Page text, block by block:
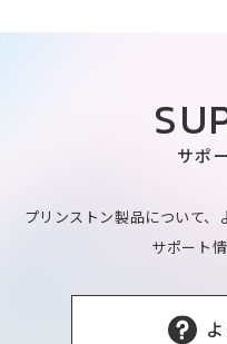
サポ
プリンストン製品について、
サポート